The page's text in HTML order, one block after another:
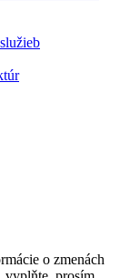
o zmenách